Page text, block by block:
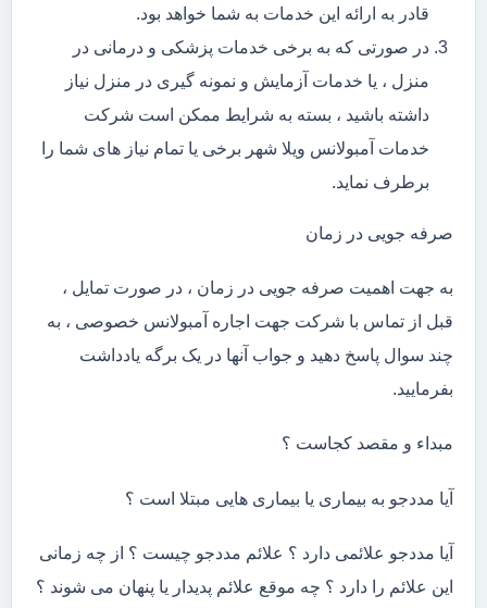
قادر به ارائه این خدمات به شما خواهد بود.
در صورتی که به برخی خدمات پزشکی و درمانی در
منزل ، یا خدمات آزمایش و نمونه گیری در منزل نیاز
داشته باشید ، بسته به شرایط ممکن است شرکت
خدمات آمبولانس ویلا شهر برخی یا تمام نیاز های شما را
برطرف نماید.
صرفه جویی در زمان
به جهت اهمیت صرفه جویی در زمان ، در صورت تمایل ،
قبل از تماس با شرکت جهت اجاره آمبولانس خصوصی ، به
چند سوال پاسخ دهید و جواب آنها در یک برگه یادداشت
بفرمایید.
مبداء و مقصد کجاست ؟
آیا مددجو به بیماری یا بیماری هایی مبتلا است ؟
آیا مددجو علائمی دارد ؟ علائم مددجو چیست ؟ از چه زمانی
این علائم را دارد ؟ چه موقع علائم پدیدار یا پنهان می شوند ؟